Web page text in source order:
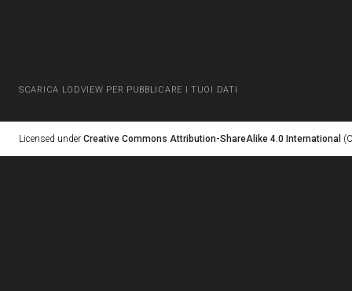
SCARICA LODVIEW PER PUBBLICARE I TUOI DATI
Licensed under Creative Commons Attribution-ShareAlike 4.0 International